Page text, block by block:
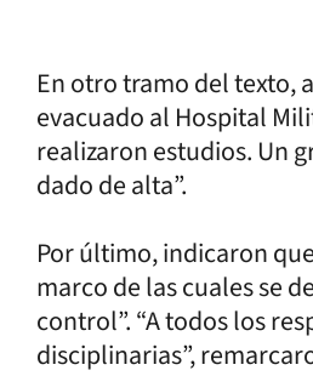
En otro tramo del texto,
evacuado al Hospital
realizaron estudios. Un
dado de alta”.
Por último, indicaron
marco de las cuales se
control”. “A todos los
disciplinarias”,